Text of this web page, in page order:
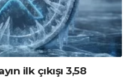
ilk çıkışı 3,58